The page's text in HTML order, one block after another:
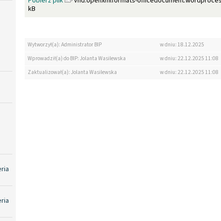
kB
Wytworzył(a): Administrator BIP
w dniu: 18.12.2025
Wprowadził(a) do BIP: Jolanta Wasilewska
w dniu: 22.12.2025 11:08
Zaktualizował(a): Jolanta Wasilewska
w dniu: 22.12.2025 11:08